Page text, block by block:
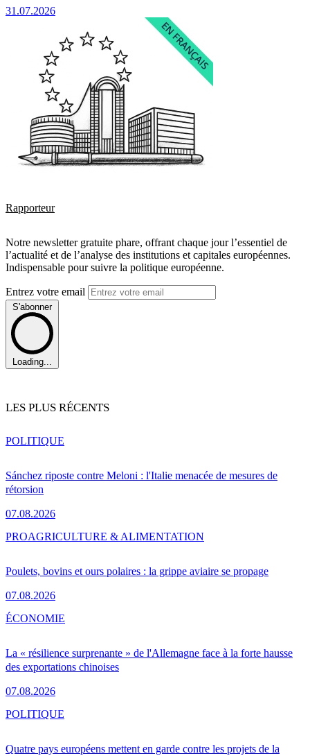
31.07.2026
Rapporteur
Notre newsletter gratuite phare, offrant chaque jour l’essentiel de
l’actualité et de l’analyse des institutions et capitales européennes.
Indispensable pour suivre la politique européenne.
Entrez votre email
S'abonner
Loading...
LES PLUS RÉCENTS
Sánchez riposte contre Meloni : l'Italie menacée de mesures de
rétorsion
07.08.2026
POLITIQUE
Poulets, bovins et ours polaires : la grippe aviaire se propage
07.08.2026
PROAGRICULTURE & ALIMENTATION
La « résilience surprenante » de l'Allemagne face à la forte hausse
des exportations chinoises
07.08.2026
ÉCONOMIE
Quatre pays européens mettent en garde contre les projets de la
POLITIQUE